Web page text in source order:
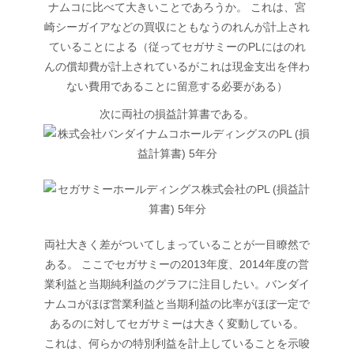
ナムコに比べて大きいことであろうか。 これは、宮
崎シーガイアなどの買収にともなうのれんが計上され
ていることによる（従ってセガサミーのPLにはのれ
んの償却費が計上されているがこれは現金支出を伴わ
ない費用であることに留意する必要がある）
次に両社の損益計算書である。
両社大きく差がついてしまっていることが一目瞭然で
ある。 ここでセガサミーの2013年度、2014年度の営
業利益と当期純利益のグラフに注目したい。バンダイ
ナムコがほぼ営業利益と当期利益の比率がほぼ一定で
あるのに対してセガサミーは大きく変動している。
これは、何らかの特別利益を計上していることを示唆